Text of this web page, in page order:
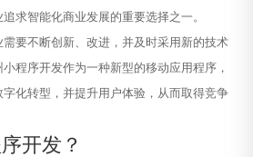
求智能化商业发展的重要选择之一。
要不断创新、改进，并及时采用新的技术
程序开发作为一种新型的移动应用程序，
化转型，并提升用户体验，从而取得竞争
开发？